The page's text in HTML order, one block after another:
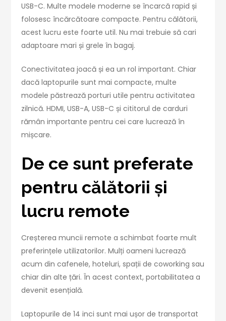
USB-C. Multe modele moderne se încarcă rapid și
folosesc încărcătoare compacte. Pentru călătorii,
acest lucru este foarte util. Nu mai trebuie să cari
adaptoare mari și grele în bagaj.
Conectivitatea joacă și ea un rol important. Chiar
dacă laptopurile sunt mai compacte, multe
modele păstrează porturi utile pentru activitatea
zilnică. HDMI, USB-A, USB-C și cititorul de carduri
rămân importante pentru cei care lucrează în
mișcare.
De ce sunt preferate
pentru călătorii și
lucru remote
Creșterea muncii remote a schimbat foarte mult
preferințele utilizatorilor. Mulți oameni lucrează
acum din cafenele, hoteluri, spații de coworking sau
chiar din alte țări. În acest context, portabilitatea a
devenit esențială.
Laptopurile de 14 inci sunt mai ușor de transportat